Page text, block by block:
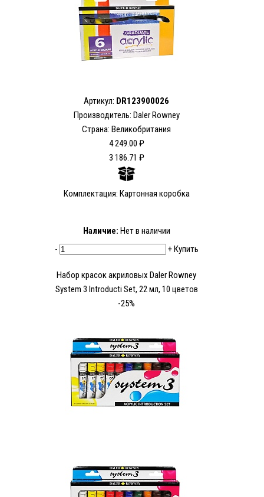
Артикул: DR123900026
Производитель: Daler Rowney
Страна: Великобритания
4 249.00 ₽
3 186.71 ₽
Комплектация: Картонная коробка
Наличие: Нет в наличии
-
+Купить
Набор красок акриловых Daler Rowney
System 3 Introducti Set, 22 мл, 10 цветов
-25%